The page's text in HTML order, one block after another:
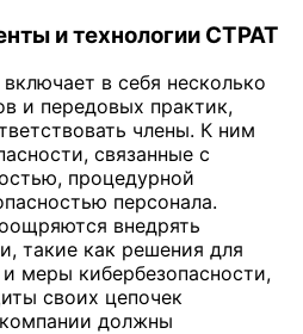
и технологии CTPAT
в себя несколько
и передовых практик,
члены. К ним
связанные с
процедурной
персонала.
внедрять
такие как решения для
меры кибербезопасности,
своих цепочек
должны